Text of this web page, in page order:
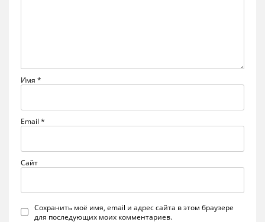
Имя *
Email *
Сайт
Сохранить моё имя, email и адрес сайта в этом браузере
для последующих моих комментариев.